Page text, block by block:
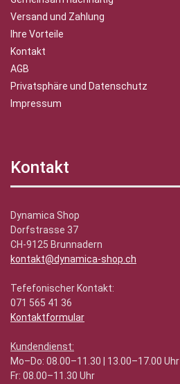
Versand und Zahlung
Ihre Vorteile
Kontakt
AGB
Privatsphäre und Datenschutz
Impressum
Kontakt
Dynamica Shop
Dorfstrasse 37
CH-9125 Brunnadern
kontakt@dynamica-shop.ch
Tefefonischer Kontakt:
071 565 41 36
Kontaktformular
Kundendienst:
Mo–Do: 08.00–11.30 | 13.00–17.00 Uhr
Fr: 08.00–11.30 Uhr